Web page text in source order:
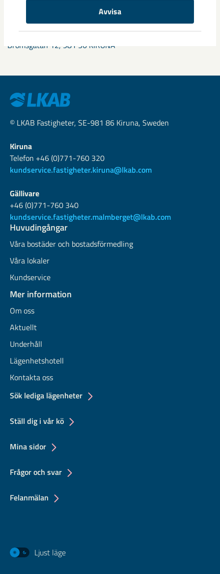
Avvisa
Besöksadress
Bromsgatan 12, 981 36 KIRUNA
© LKAB Fastigheter, SE-981 86 Kiruna, Sweden
Kiruna
Telefon +46 (0)771-760 320
kundservice.fastigheter.kiruna@lkab.com
Gällivare
+46 (0)771-760 340
kundservice.fastigheter.malmberget@lkab.com
Huvudingångar
Våra bostäder och bostadsförmedling
Våra lokaler
Kundservice
Mer information
Om oss
Aktuellt
Underhåll
Lägenhetshotell
Kontakta oss
Sök lediga lägenheter
Ställ dig i vår kö
Mina sidor
Frågor och svar
Felanmälan
Ljust läge